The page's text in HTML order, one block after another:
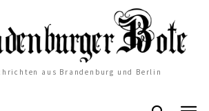
aus Brandenburg und Berlin